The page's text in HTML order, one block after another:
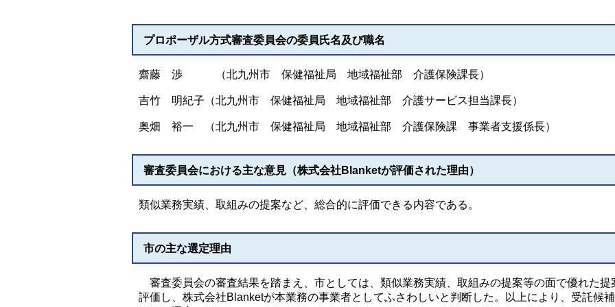
プロポーザル方式審査委員会の委員氏名及び職名
齋藤 渉 （北九州市 保健福祉局 地域福祉部 介護保険課長）
吉竹 明紀子（北九州市 保健福祉局 地域福祉部 介護サービス担当課長）
奥畑 裕一 （北九州市 保健福祉局 地域福祉部 介護保険課 事業者支援係長）
審査委員会における主な意見（株式会社Blanketが評価された理由）
類似業務実績、取組みの提案など、総合的に評価できる内容である。
市の主な選定理由
審査委員会の審査結果を踏まえ、市としては、類似業務実績、取組みの提案等の面で優れた提
評価し、株式会社Blanketが本業務の事業者としてふさわしいと判断した。以上により、受託候